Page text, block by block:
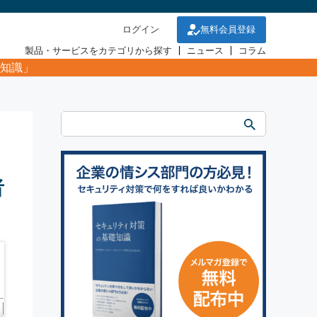
ログイン
無料会員登録
製品・サービスをカテゴリから探す
ニュース コラム
識」